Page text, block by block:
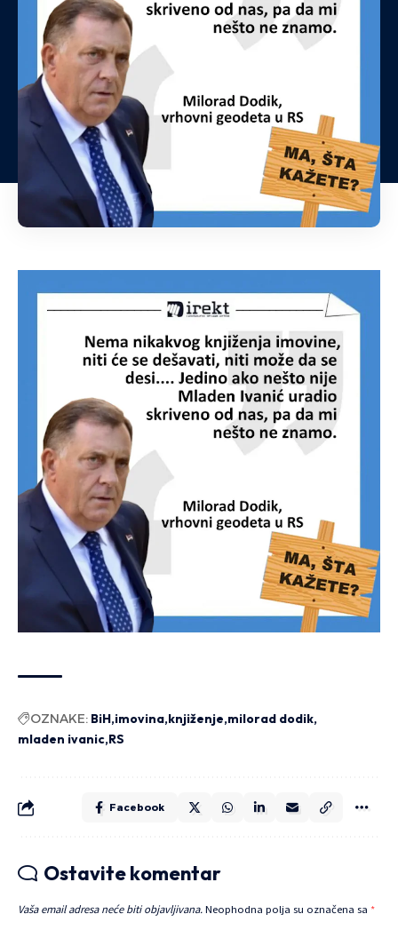
OZNAKE: BiH imovina knjiženje milorad dodik
mladen ivanic RS
Facebook
Ostavite komentar
Vaša email adresa neće biti objavljivana. Neophodna polja su označena sa *